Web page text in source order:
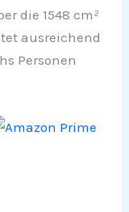
die 1548 cm²
ausreichend
Personen